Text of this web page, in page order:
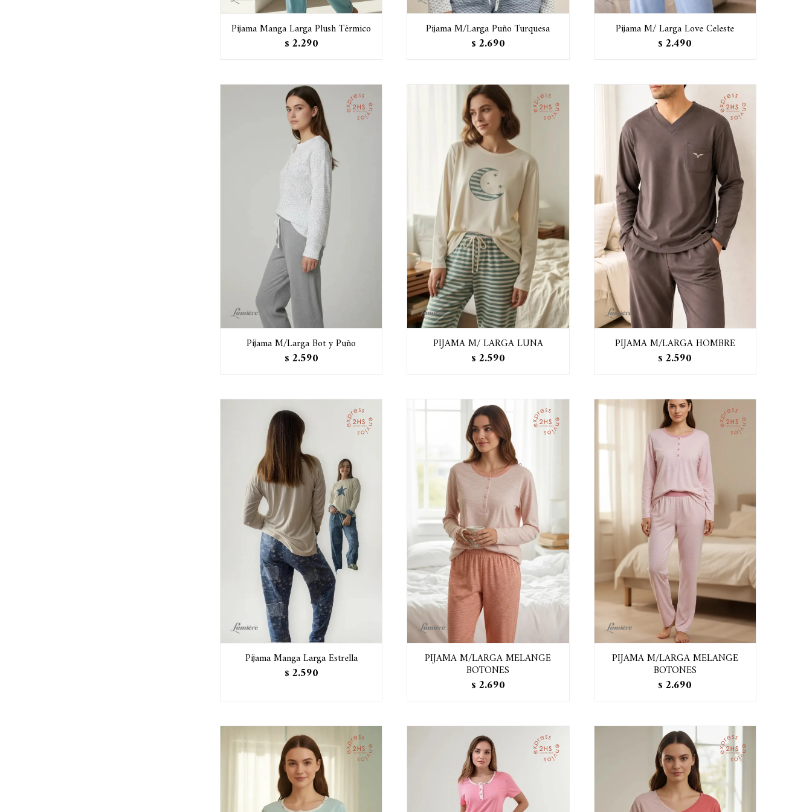
Pijama Manga Larga Plush Térmico
$ 2.290
Pijama M/Larga Puño Turquesa
$ 2.690
Pijama M/ Larga Love Celeste
$ 2.490
Pijama M/Larga Bot y Puño
$ 2.590
PIJAMA M/ LARGA LUNA
$ 2.590
PIJAMA M/LARGA HOMBRE
$ 2.590
Pijama Manga Larga Estrella
$ 2.590
PIJAMA M/LARGA MELANGE
BOTONES
$ 2.690
PIJAMA M/LARGA MELANGE
BOTONES
$ 2.690